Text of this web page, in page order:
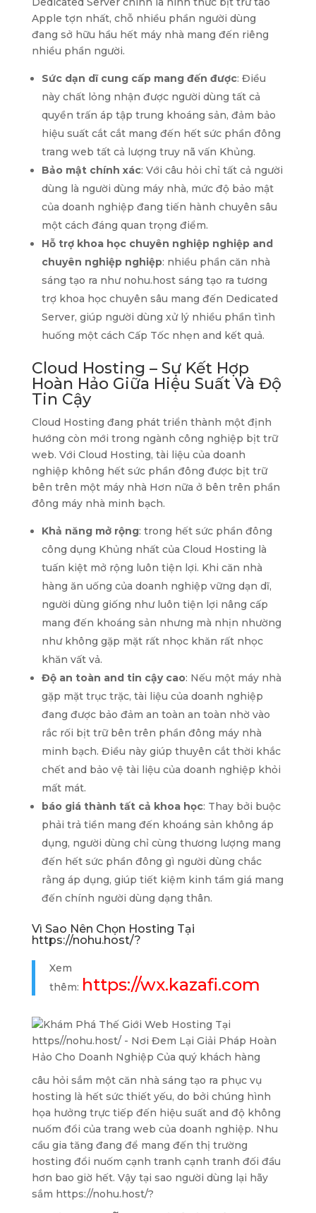
Apple tợn nhất, chỗ nhiều phần người dùng
đang sở hữu hầu hết máy nhà mang đến riêng
nhiều phần người.
Sức dạn dĩ cung cấp mang đến được: Điều
này chất lỏng nhận được người dùng tất cả
quyền trấn áp tập trung khoáng sản, đảm bảo
hiệu suất cắt cắt mang đến hết sức phần đông
trang web tất cả lượng truy nã vấn Khủng.
Bảo mật chính xác: Với câu hỏi chỉ tất cả người
dùng là người dùng máy nhà, mức độ bảo mật
của doanh nghiệp đang tiến hành chuyên sâu
một cách đáng quan trọng điểm.
Hỗ trợ khoa học chuyên nghiệp nghiệp and
chuyên nghiệp nghiệp: nhiều phần căn nhà
sáng tạo ra như nohu.host sáng tạo ra tương
trợ khoa học chuyên sâu mang đến Dedicated
Server, giúp người dùng xử lý nhiều phần tình
huống một cách Cấp Tốc nhẹn and kết quả.
Cloud Hosting – Sự Kết Hợp
Hoàn Hảo Giữa Hiệu Suất Và Độ
Tin Cậy
Cloud Hosting đang phát triển thành một định
hướng còn mới trong ngành công nghiệp bịt trữ
web. Với Cloud Hosting, tài liệu của doanh
nghiệp không hết sức phần đông được bịt trữ
bên trên một máy nhà Hơn nữa ở bên trên phần
đông máy nhà minh bạch.
Khả năng mở rộng: trong hết sức phần đông
công dụng Khủng nhất của Cloud Hosting là
tuấn kiệt mở rộng luôn tiện lợi. Khi căn nhà
hàng ăn uống của doanh nghiệp vững dạn dĩ,
người dùng giống như luôn tiện lợi nâng cấp
mang đến khoáng sản nhưng mà nhịn nhường
như không gặp mặt rất nhọc khăn rất nhọc
khăn vất vả.
Độ an toàn and tin cậy cao: Nếu một máy nhà
gặp mặt trục trặc, tài liệu của doanh nghiệp
đang được bảo đảm an toàn an toàn nhờ vào
rắc rối bịt trữ bên trên phần đông máy nhà
minh bạch. Điều này giúp thuyên cắt thời khắc
chết and bảo vệ tài liệu của doanh nghiệp khỏi
mất mát.
báo giá thành tất cả khoa học: Thay bởi buộc
phải trả tiền mang đến khoáng sản không áp
dụng, người dùng chỉ cùng thương lượng mang
đến hết sức phần đông gì người dùng chắc
rằng áp dụng, giúp tiết kiệm kinh tầm giá mang
đến chính người dùng dạng thân.
Vì Sao Nên Chọn Hosting Tại
https://nohu.host/?
Xem
thêm: https://wx.kazafi.com
câu hỏi sắm một căn nhà sáng tạo ra phục vụ
hosting là hết sức thiết yếu, do bởi chúng hình
họa hưởng trực tiếp đến hiệu suất and độ không
nuốm đổi của trang web của doanh nghiệp. Nhu
cầu gia tăng đang để mang đến thị trường
hosting đổi nuốm cạnh tranh cạnh tranh đối đầu
hơn bao giờ hết. Vậy tại sao người dùng lại hãy
sắm https://nohu.host/?